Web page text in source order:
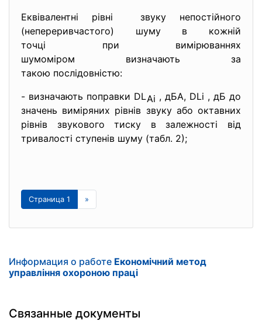
Еквівалентні рівні звуку непостійного
(непереривчастого) шуму в кожній
точці при вимірюваннях
шумоміром визначають за
такою послідовністю:
- визначають поправки DLAi , дБА, DLi , дБ до
значень виміряних рівнів звуку або октавних
рівнів звукового тиску в залежності від
тривалості ступенів шуму (табл. 2);
Страница 1 »
Информация о работе Економічний метод
управління охороною праці
Связанные документы